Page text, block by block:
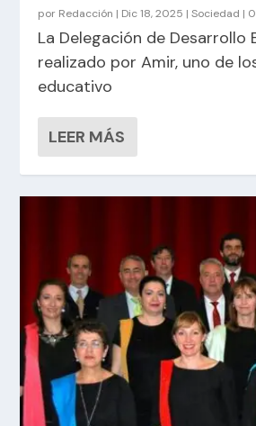
por Redacción | Dic 18, 2025 |Sociedad |
La Delegación de
realizado por Amir, uno de
educativo
LEER MÁS